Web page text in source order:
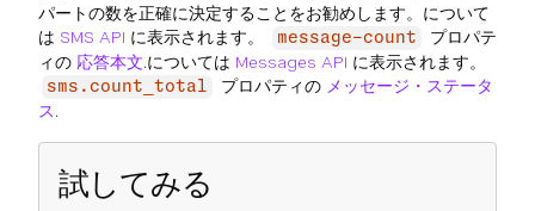
パートの数を正確に決定することをお勧めします。について
は SMS API に表示されます。 message-count
プロパテ
ィの 応答本文.については Messages API に表示されます。
sms.count_total プロパティの メッセージ・ステータ
ス.
試してみる